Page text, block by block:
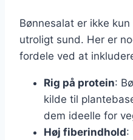
Bønnesalat er ikke
utroligt sund. Her er
fordele ved at
Rig på protein:
kilde til
dem ideelle for
Høj fiberindhold: